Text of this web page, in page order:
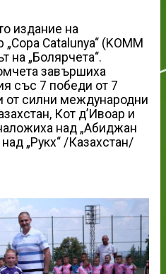
издание на
Catalunya“ (KOMM
на „Болярчета“.
завършиха
със 7 победи от 7
от силни международни
Кот д’Ивоар и
над „Абиджан
„Рукх“ /Казахстан/